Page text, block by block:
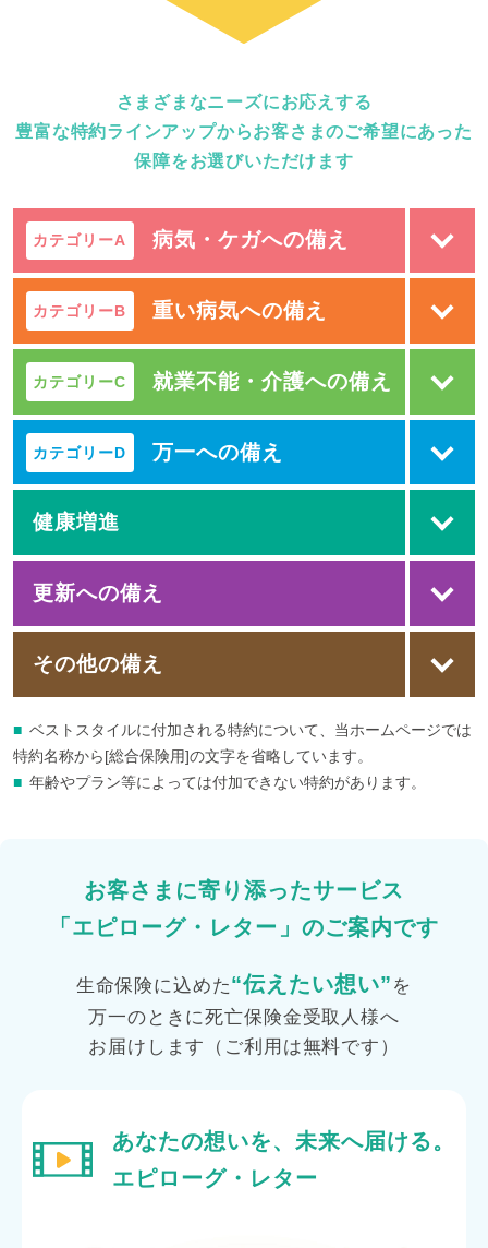
さまざまなニーズにお応えする
豊富な特約ラインアップからお客さまのご希望にあった
保障をお選びいただけます
カテゴリーA 病気・ケガへの備え
カテゴリーB 重い病気への備え
カテゴリーC 就業不能・介護への備え
カテゴリーD 万一への備え
健康増進
更新への備え
その他の備え
■ベストスタイルに付加される特約について、当ホームページでは
特約名称から[総合保険用]の文字を省略しています。
■年齢やプラン等によっては付加できない特約があります。
お客さまに寄り添ったサービス
「エピローグ・レター」のご案内です
生命保険に込めた“伝えたい想い” を
万一のときに死亡保険金受取人様へ
お届けします（ご利用は無料です）
あなたの想いを、未来へ届ける。
エピローグ・レター